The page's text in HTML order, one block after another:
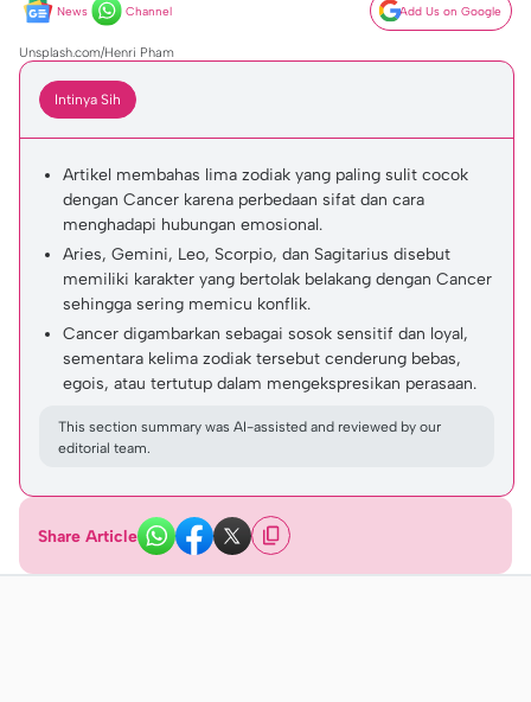
News Channel Add Us on Google
Unsplash.com/Henri Pham
Intinya Sih
Artikel membahas lima zodiak yang paling sulit cocok
dengan Cancer karena perbedaan sifat dan cara
menghadapi hubungan emosional.
Aries, Gemini, Leo, Scorpio, dan Sagitarius disebut
memiliki karakter yang bertolak belakang dengan Cancer
sehingga sering memicu konflik.
Cancer digambarkan sebagai sosok sensitif dan loyal,
sementara kelima zodiak tersebut cenderung bebas,
egois, atau tertutup dalam mengekspresikan perasaan.
This section summary was AI-assisted and reviewed by our
editorial team.
Share Article